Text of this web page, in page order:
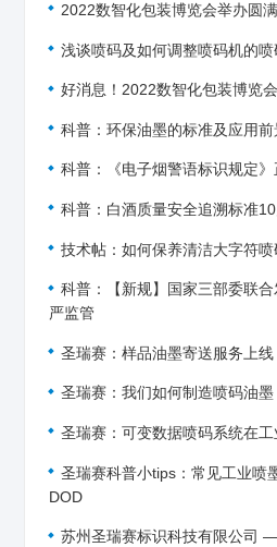
2022数智化包装博览会举办圆
浅谈喷码及如何调整喷码机的喷
好消息！2022数智化包装博览
科普：环保油墨的标准及应用前
科普：《电子烟警语标识规定
科普：白酒质量安全追溯标准
技术帖：如何保养清洁大字符喷
科普：【新规】国家三部委联
严监管
圣瑞赛：样品油墨寄送服务上线
圣瑞赛：我们如何制造喷码油墨
圣瑞赛：可变数据喷码系统在
圣瑞赛科普小tips：常见工业喷
DOD
苏州圣瑞赛标识科技有限公司